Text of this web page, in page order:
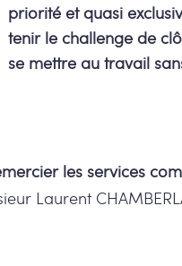
priorité et quasi
tenir le challenge de
se mettre au travail
les services
Laurent